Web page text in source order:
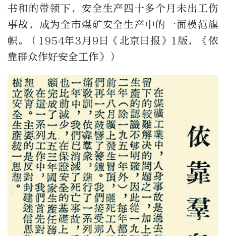
书和的带领下，安全生产四十多个月未出工伤
事故，成为全市煤矿安全生产中的一面模范旗
帜。（1954年3月9日《北京日报》1版，《依
靠群众作好安全工作》）